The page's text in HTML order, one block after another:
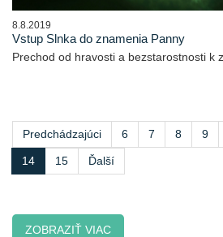
8.8.2019
Vstup Slnka do znamenia Panny
Prechod od hravosti a bezstarostnosti k
Predchádzajúci 6 7 8 9
14 15 Ďalší
ZOBRAZIŤ VIAC